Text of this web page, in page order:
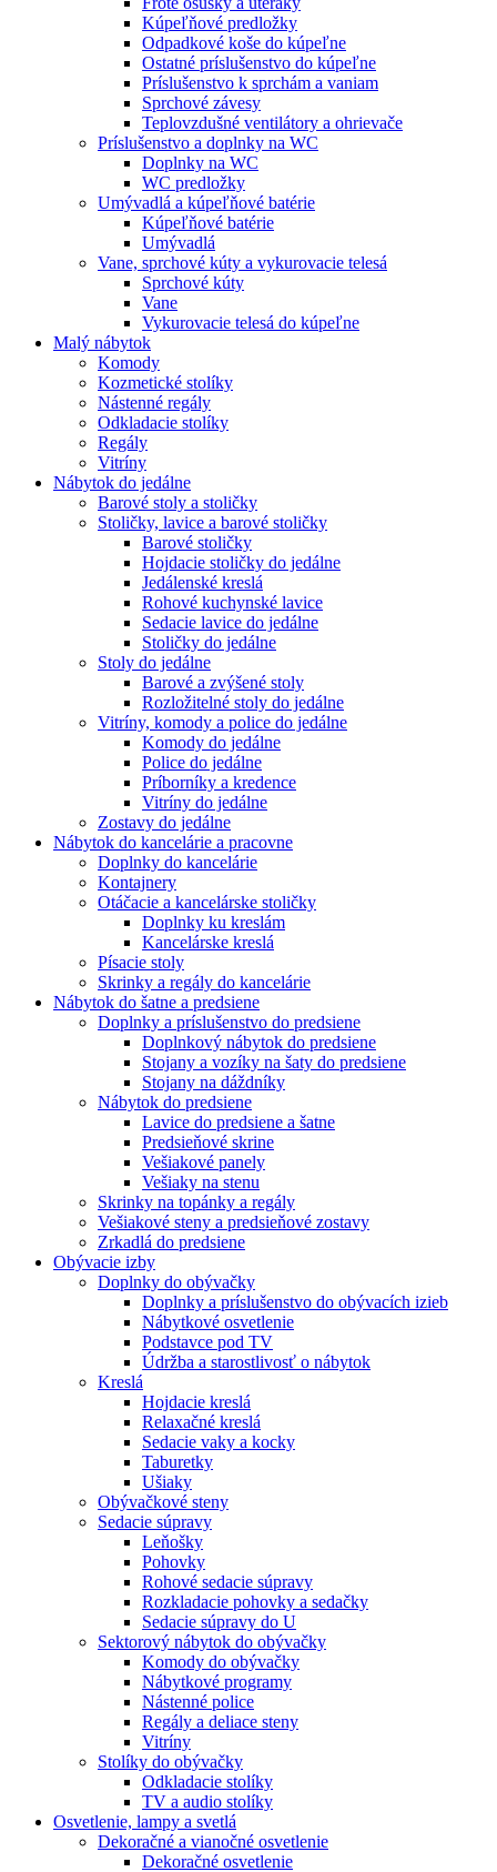
Kúpeľňové predložky
Odpadkové koše do kúpeľne
Ostatné príslušenstvo do kúpeľne
Príslušenstvo k sprchám a vaniam
Sprchové závesy
Teplovzdušné ventilátory a ohrievače
Príslušenstvo a doplnky na WC
Doplnky na WC
WC predložky
Umývadlá a kúpeľňové batérie
Kúpeľňové batérie
Umývadlá
Vane, sprchové kúty a vykurovacie telesá
Sprchové kúty
Vane
Vykurovacie telesá do kúpeľne
Malý nábytok
Komody
Kozmetické stolíky
Nástenné regály
Odkladacie stolíky
Regály
Vitríny
Nábytok do jedálne
Barové stoly a stoličky
Stoličky, lavice a barové stoličky
Barové stoličky
Hojdacie stoličky do jedálne
Jedálenské kreslá
Rohové kuchynské lavice
Sedacie lavice do jedálne
Stoličky do jedálne
Stoly do jedálne
Barové a zvýšené stoly
Rozložitelné stoly do jedálne
Vitríny, komody a police do jedálne
Komody do jedálne
Police do jedálne
Príborníky a kredence
Vitríny do jedálne
Zostavy do jedálne
Nábytok do kancelárie a pracovne
Doplnky do kancelárie
Kontajnery
Otáčacie a kancelárske stoličky
Doplnky ku kreslám
Kancelárske kreslá
Písacie stoly
Skrinky a regály do kancelárie
Nábytok do šatne a predsiene
Doplnky a príslušenstvo do predsiene
Doplnkový nábytok do predsiene
Stojany a vozíky na šaty do predsiene
Stojany na dáždníky
Nábytok do predsiene
Lavice do predsiene a šatne
Predsieňové skrine
Vešiakové panely
Vešiaky na stenu
Skrinky na topánky a regály
Vešiakové steny a predsieňové zostavy
Zrkadlá do predsiene
Obývacie izby
Doplnky do obývačky
Doplnky a príslušenstvo do obývacích izieb
Nábytkové osvetlenie
Podstavce pod TV
Údržba a starostlivosť o nábytok
Kreslá
Hojdacie kreslá
Relaxačné kreslá
Sedacie vaky a kocky
Taburetky
Ušiaky
Obývačkové steny
Sedacie súpravy
Leňošky
Pohovky
Rohové sedacie súpravy
Rozkladacie pohovky a sedačky
Sedacie súpravy do U
Sektorový nábytok do obývačky
Komody do obývačky
Nábytkové programy
Nástenné police
Regály a deliace steny
Vitríny
Stolíky do obývačky
Odkladacie stolíky
TV a audio stolíky
Osvetlenie, lampy a svetlá
Dekoračné a vianočné osvetlenie
Dekoračné osvetlenie